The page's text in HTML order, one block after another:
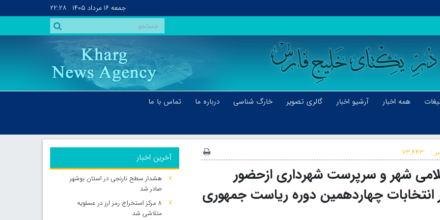
جمعه ۱۶ مرداد ۱۴۰۵ ۲۲:۲۸
همه اخبار آرشیو اخبار گالری تصویر خارگ شناسی درباره ما
تماس با ما
: ۷۳,۴۴۳
شهر و سرپرست شهرداری ازحضور
چهاردهمین دوره ریاست جمهوری
آخرین اخبار
هشدار سطح نارنجی در استان بوشهر
صادر شد
۸ مرکز استخراج رمز ارز در عسلویه
متلاشی شد